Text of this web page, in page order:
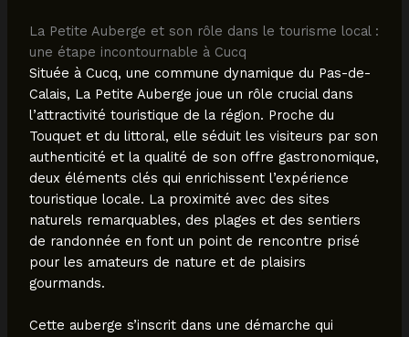
La Petite Auberge et son rôle dans le tourisme local :
une étape incontournable à Cucq
Située à Cucq, une commune dynamique du Pas-de-
Calais, La Petite Auberge joue un rôle crucial dans
l’attractivité touristique de la région. Proche du
Touquet et du littoral, elle séduit les visiteurs par son
authenticité et la qualité de son offre gastronomique,
deux éléments clés qui enrichissent l’expérience
touristique locale. La proximité avec des sites
naturels remarquables, des plages et des sentiers
de randonnée en font un point de rencontre prisé
pour les amateurs de nature et de plaisirs
gourmands.
Cette auberge s’inscrit dans une démarche qui